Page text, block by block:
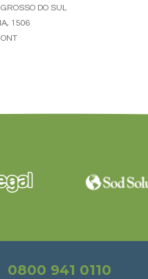
DO SUL
1506
0800 941 0110